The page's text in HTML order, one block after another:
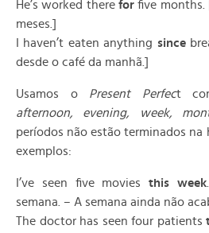
He’s worked there forfive months.
meses.]
I haven’t eaten anything since
desde o café da manhã.]
Usamos o Present Perfect
afternoon, evening, week,
períodos não estão terminados na
exemplos:
I’ve seen five moviesthis week
semana. – A semana ainda não
The doctor has seen four patients